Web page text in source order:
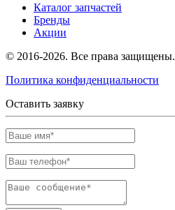
Каталог запчастей
Бренды
Акции
© 2016-2026. Все права защищены.
Политика конфиденциальности
Оставить заявку